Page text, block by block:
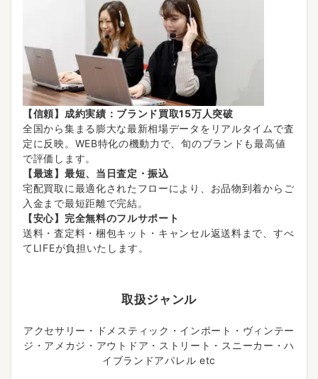
【信頼】成約実績：ブランド買取15万人突破
全国から集まる膨大な最新相場データをリアルタイムで査
定に反映。WEB特化の機動力で、旬のブランドも最高値
で評価します。
【最速】最短、当日査定・振込
宅配買取に最適化されたフローにより、お品物到着からご
入金まで最短距離で完結。
【安心】完全無料のフルサポート
送料・査定料・梱包キット・キャンセル返送料まで、すべ
てLIFEが負担いたします。
取扱ジャンル
アクセサリー・ドメスティック・インポート・ヴィンテー
ジ・アメカジ・アウトドア・ストリート・スニーカー・ハ
イブランドアパレル etc